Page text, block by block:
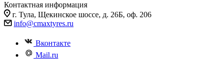
Контактная информация
г. Тула, Щекинское шоссе, д. 26Б, оф. 206
info@cmaxtyres.ru
Вконтакте
Mail.ru